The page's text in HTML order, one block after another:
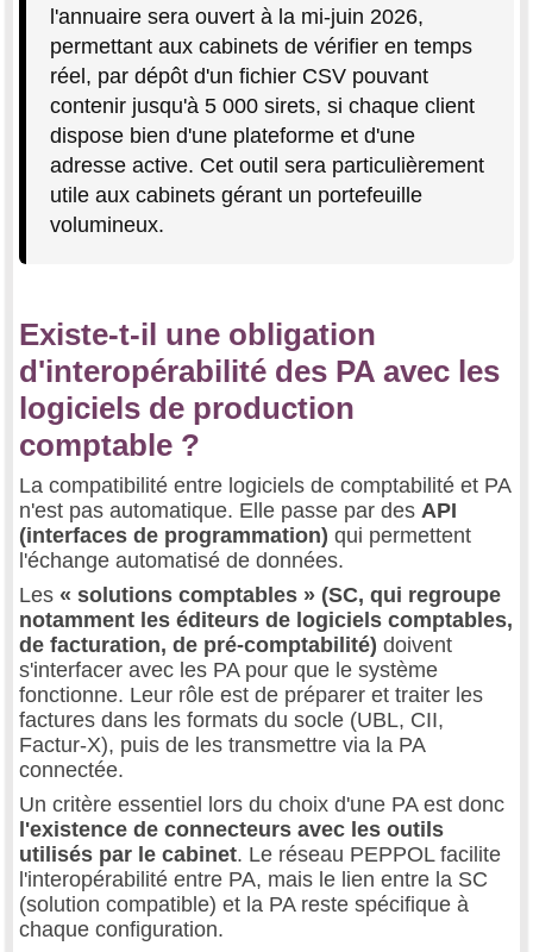
l'annuaire sera ouvert à la mi-juin 2026,
permettant aux cabinets de vérifier en temps
réel, par dépôt d'un fichier CSV pouvant
contenir jusqu'à 5 000 sirets, si chaque client
dispose bien d'une plateforme et d'une
adresse active. Cet outil sera particulièrement
utile aux cabinets gérant un portefeuille
volumineux.
Existe-t-il une obligation
d'interopérabilité des PA avec les
logiciels de production
comptable ?
La compatibilité entre logiciels de comptabilité et PA
n'est pas automatique. Elle passe par des API
(interfaces de programmation) qui permettent
l'échange automatisé de données.
Les « solutions comptables » (SC, qui regroupe
notamment les éditeurs de logiciels comptables,
de facturation, de pré-comptabilité) doivent
s'interfacer avec les PA pour que le système
fonctionne. Leur rôle est de préparer et traiter les
factures dans les formats du socle (UBL, CII,
Factur-X), puis de les transmettre via la PA
connectée.
Un critère essentiel lors du choix d'une PA est donc
l'existence de connecteurs avec les outils
utilisés par le cabinet. Le réseau PEPPOL facilite
l'interopérabilité entre PA, mais le lien entre la SC
(solution compatible) et la PA reste spécifique à
chaque configuration.